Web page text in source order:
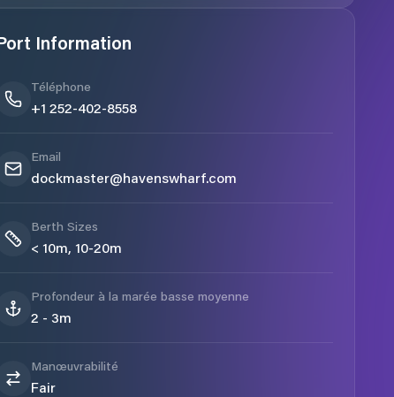
Information
Téléphone
+1 252-402-8558
Email
dockmaster@havenswharf.com
Berth Sizes
< 10m, 10-20m
Profondeur à la marée basse moyenne
2 - 3m
Manœuvrabilité
Fair